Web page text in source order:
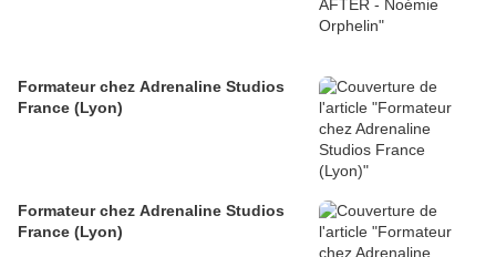
Formateur chez Adrenaline Studios
France (Lyon)
Formateur chez Adrenaline Studios
France (Lyon)